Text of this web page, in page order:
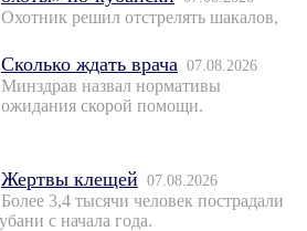
Охотник решил отстрелять шакалов,
Сколько ждать врача 07.08.2026
Минздрав назвал нормативы
ожидания скорой помощи.
Жертвы клещей 07.08.2026
Более 3,4 тысячи человек пострадали
с начала года.